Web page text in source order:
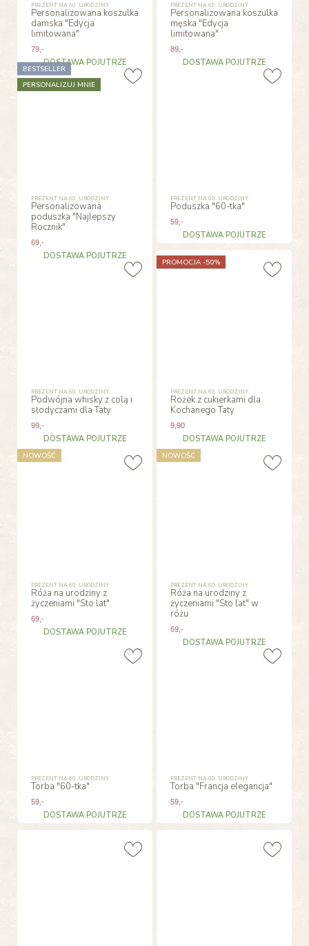
PREZENT NA 60. URODZINY
Personalizowana koszulka
damska "Edycja
limitowana"
79,-
DOSTAWA POJUTRZE
PREZENT NA 60. URODZINY
Personalizowana koszulka
męska "Edycja
limitowana"
89 ,-
DOSTAWA POJUTRZE
PREZENT NA 60. URODZINY
Personalizowana
poduszka "Najlepszy
Rocznik"
69,-
DOSTAWA POJUTRZE
BESTSELLER
PERSONALIZUJ MNIE
PREZENT NA 60. URODZINY
Poduszka "60-tka"
59 ,-
DOSTAWA POJUTRZE
PREZENT NA 60. URODZINY
Podwójna whisky z colą i
słodyczami dla Taty
99,-
DOSTAWA POJUTRZE
PREZENT NA 60. URODZINY
Rożek z cukierkami dla
Kochanego Taty
9 ,90
DOSTAWA POJUTRZE
PROMOCJA -50%
PREZENT NA 60. URODZINY
Róża na urodziny z
życzeniami "Sto lat"
69,-
DOSTAWA POJUTRZE
NOWOŚĆ
PREZENT NA 60. URODZINY
Róża na urodziny z
życzeniami "Sto lat" w
różu
69 ,-
DOSTAWA POJUTRZE
NOWOŚĆ
PREZENT NA 60. URODZINY
Torba "60-tka"
59,-
DOSTAWA POJUTRZE
PREZENT NA 60. URODZINY
Torba "Francja elegancja"
59 ,-
DOSTAWA POJUTRZE